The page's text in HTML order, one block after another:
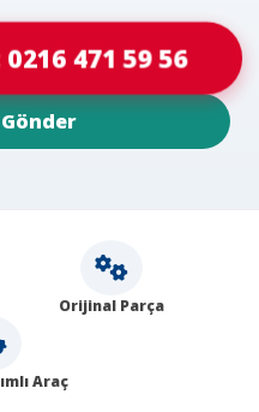
0216 471 59 56
Orijinal Parça
Araç